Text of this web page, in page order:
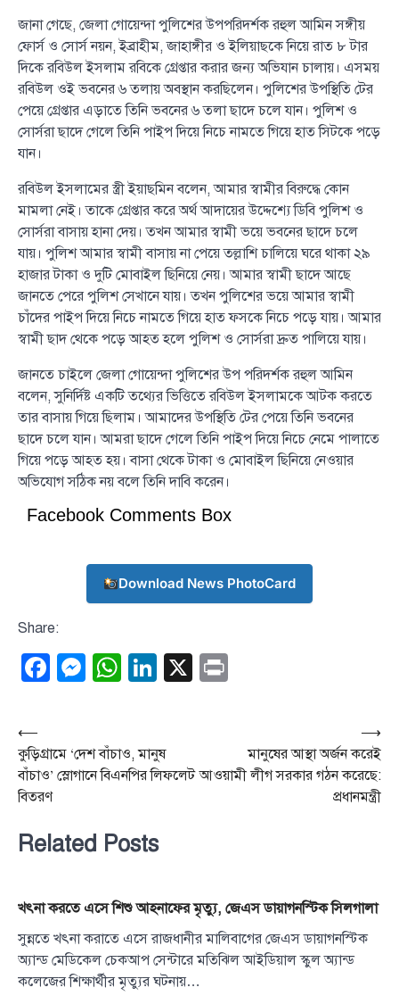
জানা গেছে, জেলা গোয়েন্দা পুলিশের উপপরিদর্শক রহুল আমিন সঙ্গীয়
ফোর্স ও সোর্স নয়ন, ইব্রাহীম, জাহাঙ্গীর ও ইলিয়াছকে নিয়ে রাত ৮ টার
দিকে রবিউল ইসলাম রবিকে গ্রেপ্তার করার জন্য অভিযান চালায়। এসময়
রবিউল ওই ভবনের ৬ তলায় অবস্থান করছিলেন। পুলিশের উপস্থিতি টের
পেয়ে গ্রেপ্তার এড়াতে তিনি ভবনের ৬ তলা ছাদে চলে যান। পুলিশ ও
সোর্সরা ছাদে গেলে তিনি পাইপ দিয়ে নিচে নামতে গিয়ে হাত সিটকে পড়ে
যান।
রবিউল ইসলামের স্ত্রী ইয়াছমিন বলেন, আমার স্বামীর বিরুদ্ধে কোন
মামলা নেই। তাকে গ্রেপ্তার করে অর্থ আদায়ের উদ্দেশ্যে ডিবি পুলিশ ও
সোর্সরা বাসায় হানা দেয়। তখন আমার স্বামী ভয়ে ভবনের ছাদে চলে
যায়। পুলিশ আমার স্বামী বাসায় না পেয়ে তল্লাশি চালিয়ে ঘরে থাকা ২৯
হাজার টাকা ও দুটি মোবাইল ছিনিয়ে নেয়। আমার স্বামী ছাদে আছে
জানতে পেরে পুলিশ সেখানে যায়। তখন পুলিশের ভয়ে আমার স্বামী
চাঁদের পাইপ দিয়ে নিচে নামতে গিয়ে হাত ফসকে নিচে পড়ে যায়। আমার
স্বামী ছাদ থেকে পড়ে আহত হলে পুলিশ ও সোর্সরা দ্রুত পালিয়ে যায়।
জানতে চাইলে জেলা গোয়েন্দা পুলিশের উপ পরিদর্শক রহুল আমিন
বলেন, সুনির্দিষ্ট একটি তথ্যের ভিত্তিতে রবিউল ইসলামকে আটক করতে
তার বাসায় গিয়ে ছিলাম। আমাদের উপস্থিতি টের পেয়ে তিনি ভবনের
ছাদে চলে যান। আমরা ছাদে গেলে তিনি পাইপ দিয়ে নিচে নেমে পালাতে
গিয়ে পড়ে আহত হয়। বাসা থেকে টাকা ও মোবাইল ছিনিয়ে নেওয়ার
অভিযোগ সঠিক নয় বলে তিনি দাবি করেন।
Facebook Comments Box
Download News PhotoCard
Share:
Facebook
Messenger
WhatsApp
LinkedIn
X
Post
navigation
⟵
কুড়িগ্রামে ‘দেশ বাঁচাও, মানুষ
বাঁচাও’ স্লোগানে বিএনপির লিফলেট
বিতরণ
মানুষের আস্থা অর্জন করেই
আওয়ামী লীগ সরকার গঠন করেছে:
প্রধানমন্ত্রী
⟶
Related Posts
খৎনা করতে এসে শিশু আহনাফের মৃত্যু, জেএস ডায়াগনস্টিক সিলগালা
সুন্নতে খৎনা করাতে এসে রাজধানীর মালিবাগের জেএস ডায়াগনস্টিক
অ্যান্ড মেডিকেল চেকআপ সেন্টারে মতিঝিল আইডিয়াল স্কুল অ্যান্ড
কলেজের শিক্ষার্থীর মৃত্যুর ঘটনায়…